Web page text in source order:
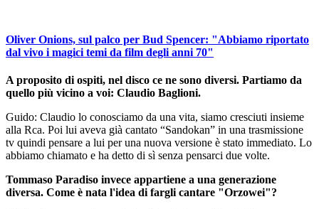
Oliver Onions, sul palco per Bud Spencer: "Abbiamo riportato
dal vivo i magici temi da film degli anni 70"
A proposito di ospiti, nel disco ce ne sono diversi. Partiamo da
quello più vicino a voi: Claudio Baglioni.
Guido: Claudio lo conosciamo da una vita, siamo cresciuti insieme
alla Rca. Poi lui aveva già cantato “Sandokan” in una trasmissione
tv quindi pensare a lui per una nuova versione è stato immediato. Lo
abbiamo chiamato e ha detto di sì senza pensarci due volte.
Tommaso Paradiso invece appartiene a una generazione
diversa. Come è nata l'idea di fargli cantare "Orzowei"?